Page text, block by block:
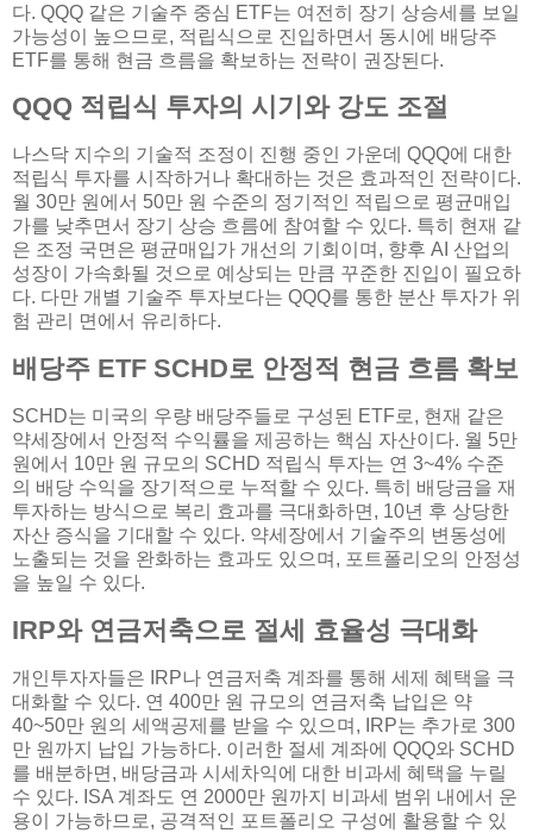
다. QQQ 같은 기술주 중심 ETF는 여전히 장기 상승세를 보일
가능성이 높으므로, 적립식으로 진입하면서 동시에 배당주
ETF를 통해 현금 흐름을 확보하는 전략이 권장된다.
QQQ 적립식 투자의 시기와 강도 조절
나스닥 지수의 기술적 조정이 진행 중인 가운데 QQQ에 대한
적립식 투자를 시작하거나 확대하는 것은 효과적인 전략이다.
월 30만 원에서 50만 원 수준의 정기적인 적립으로 평균매입
가를 낮추면서 장기 상승 흐름에 참여할 수 있다. 특히 현재 같
은 조정 국면은 평균매입가 개선의 기회이며, 향후 AI 산업의
성장이 가속화될 것으로 예상되는 만큼 꾸준한 진입이 필요하
다. 다만 개별 기술주 투자보다는 QQQ를 통한 분산 투자가 위
험 관리 면에서 유리하다.
배당주 ETF SCHD로 안정적 현금 흐름 확보
SCHD는 미국의 우량 배당주들로 구성된 ETF로, 현재 같은
약세장에서 안정적 수익률을 제공하는 핵심 자산이다. 월 5만
원에서 10만 원 규모의 SCHD 적립식 투자는 연 3~4% 수준
의 배당 수익을 장기적으로 누적할 수 있다. 특히 배당금을 재
투자하는 방식으로 복리 효과를 극대화하면, 10년 후 상당한
자산 증식을 기대할 수 있다. 약세장에서 기술주의 변동성에
노출되는 것을 완화하는 효과도 있으며, 포트폴리오의 안정성
을 높일 수 있다.
IRP와 연금저축으로 절세 효율성 극대화
개인투자자들은 IRP나 연금저축 계좌를 통해 세제 혜택을 극
대화할 수 있다. 연 400만 원 규모의 연금저축 납입은 약
40~50만 원의 세액공제를 받을 수 있으며, IRP는 추가로 300
만 원까지 납입 가능하다. 이러한 절세 계좌에 QQQ와 SCHD
를 배분하면, 배당금과 시세차익에 대한 비과세 혜택을 누릴
수 있다. ISA 계좌도 연 2000만 원까지 비과세 범위 내에서 운
용이 가능하므로, 공격적인 포트폴리오 구성에 활용할 수 있